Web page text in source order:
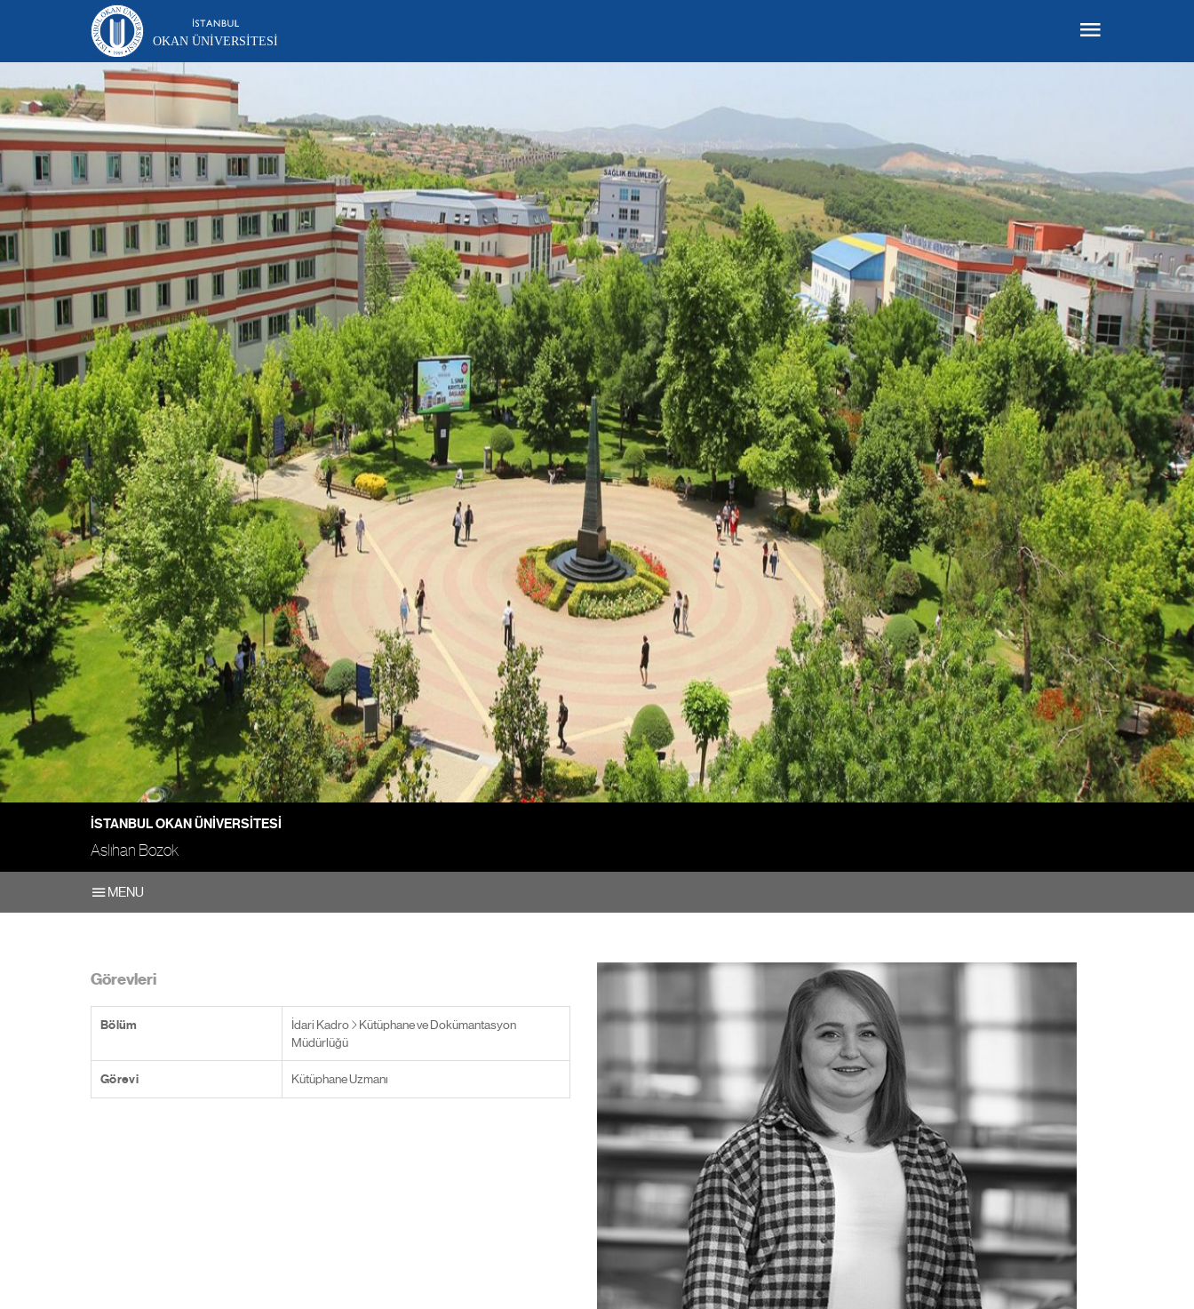
OKAN ÜNIVERSITESI
İSTANBUL OKAN ÜNIVERSITESI
Aslıhan Bozok
MENU
Görevleri
Bölüm İdari Kadro
Kütüphane ve Dokümantasyon
Müdürlüğü
Görevi Kütüphane Uzmanı